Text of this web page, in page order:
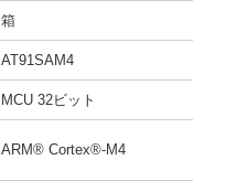
箱
AT91SAM4
MCU 32ビット
ARM® Cortex®-M4